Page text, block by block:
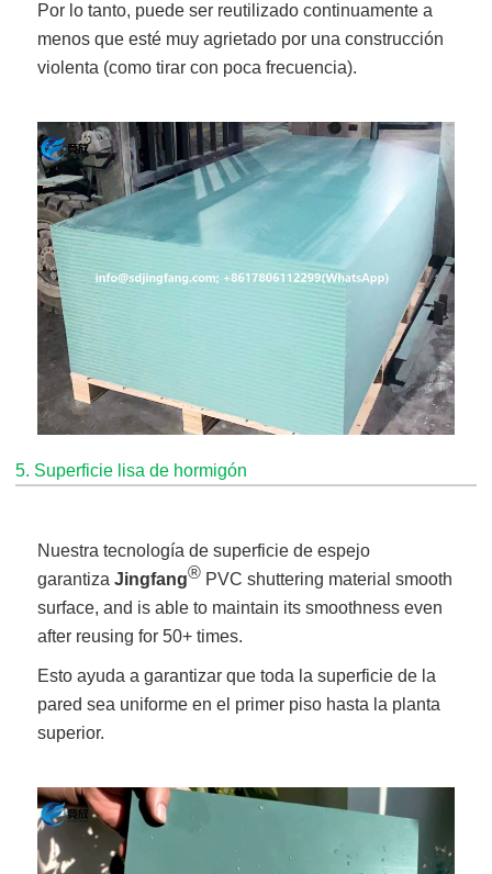
Por lo tanto, puede ser reutilizado continuamente a
menos que esté muy agrietado por una construcción
violenta (como tirar con poca frecuencia).
5. Superficie lisa de hormigón
Nuestra tecnología de superficie de espejo
garantizaJingfang® PVC shuttering material smooth
surface, and is able to maintain its smoothness even
after reusing for 50+ times.
Esto ayuda a garantizar que toda la superficie de la
pared sea uniforme en el primer piso hasta la planta
superior.